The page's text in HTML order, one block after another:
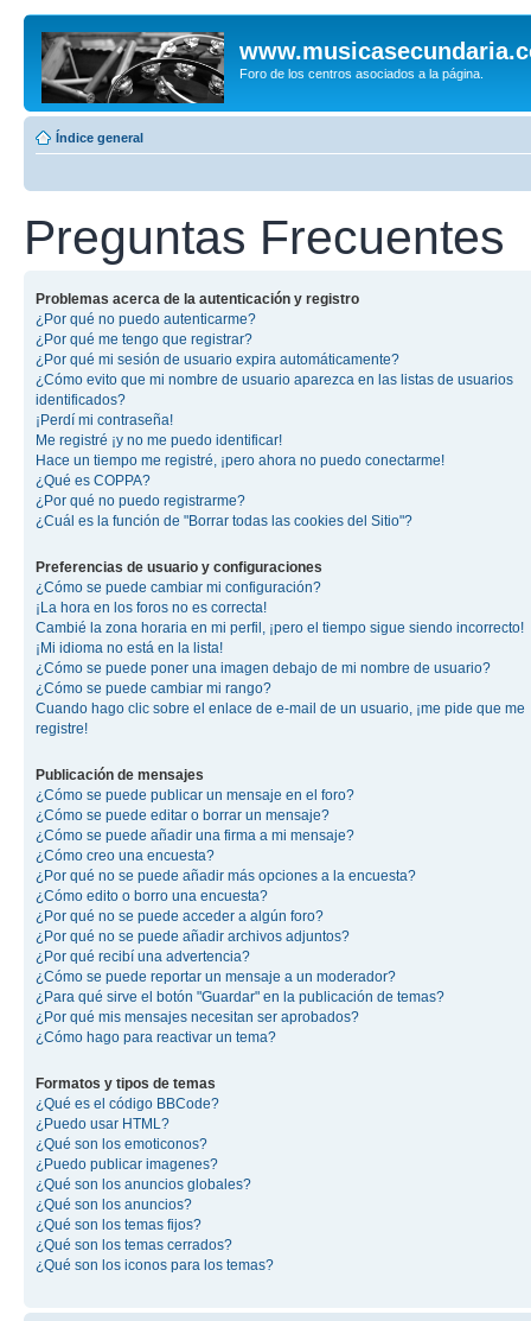
Foro de los centros asociados a la página.
Índice general
Preguntas Frecuentes
Problemas acerca de la autenticación y registro
¿Por qué no puedo autenticarme?
¿Por qué me tengo que registrar?
¿Por qué mi sesión de usuario expira automáticamente?
¿Cómo evito que mi nombre de usuario aparezca en las listas de usuarios
identificados?
¡Perdí mi contraseña!
Me registré ¡y no me puedo identificar!
Hace un tiempo me registré, ¡pero ahora no puedo conectarme!
¿Qué es COPPA?
¿Por qué no puedo registrarme?
¿Cuál es la función de "Borrar todas las cookies del Sitio"?
Preferencias de usuario y configuraciones
¿Cómo se puede cambiar mi configuración?
¡La hora en los foros no es correcta!
Cambié la zona horaria en mi perfil, ¡pero el tiempo sigue siendo incorrecto!
¡Mi idioma no está en la lista!
¿Cómo se puede poner una imagen debajo de mi nombre de usuario?
¿Cómo se puede cambiar mi rango?
Cuando hago clic sobre el enlace de e-mail de un usuario, ¡me pide que me
registre!
Publicación de mensajes
¿Cómo se puede publicar un mensaje en el foro?
¿Cómo se puede editar o borrar un mensaje?
¿Cómo se puede añadir una firma a mi mensaje?
¿Cómo creo una encuesta?
¿Por qué no se puede añadir más opciones a la encuesta?
¿Cómo edito o borro una encuesta?
¿Por qué no se puede acceder a algún foro?
¿Por qué no se puede añadir archivos adjuntos?
¿Por qué recibí una advertencia?
¿Cómo se puede reportar un mensaje a un moderador?
¿Para qué sirve el botón "Guardar" en la publicación de temas?
¿Por qué mis mensajes necesitan ser aprobados?
¿Cómo hago para reactivar un tema?
Formatos y tipos de temas
¿Qué es el código BBCode?
¿Puedo usar HTML?
¿Qué son los emoticonos?
¿Puedo publicar imagenes?
¿Qué son los anuncios globales?
¿Qué son los anuncios?
¿Qué son los temas fijos?
¿Qué son los temas cerrados?
¿Qué son los iconos para los temas?